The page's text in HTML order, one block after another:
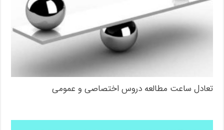
تعادل ساعت مطالعه دروس اختصاصی و عمومی